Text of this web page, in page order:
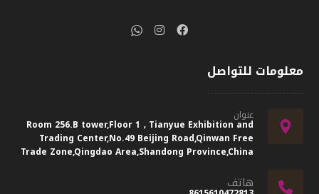
معلومات للتواصل
عنوان
Room 256.B tower,Floor 1，Tianyue Exhibition and
Trading Center,No.49 Beijing Road,Qinwan Free
Trade Zone,Qingdao Area,Shandong Province,China
هاتف